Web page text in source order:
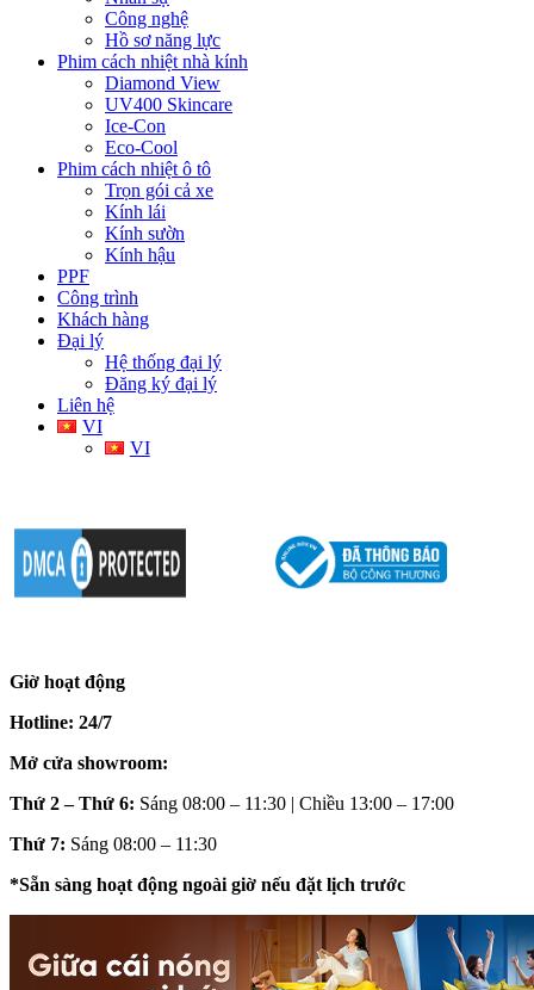
Công nghệ
Hồ sơ năng lực
Phim cách nhiệt nhà kính
Diamond View
UV400 Skincare
Ice-Con
Eco-Cool
Phim cách nhiệt ô tô
Trọn gói cả xe
Kính lái
Kính sườn
Kính hậu
PPF
Công trình
Khách hàng
Đại lý
Hệ thống đại lý
Đăng ký đại lý
Liên hệ
VI
VI
Giờ hoạt động
Hotline: 24/7
Mở cửa showroom:
Thứ 2 – Thứ 6: Sáng 08:00 – 11:30 | Chiều 13:00 – 17:00
Thứ 7: Sáng 08:00 – 11:30
*Sẵn sàng hoạt động ngoài giờ nếu đặt lịch trước